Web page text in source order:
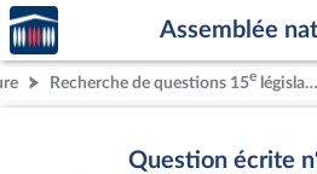
Aller au contenu
Aller en bas de la page
Accèder
à la
page
d'accueil
Assemblée
Recherche de questions 15e législature
Question écrite